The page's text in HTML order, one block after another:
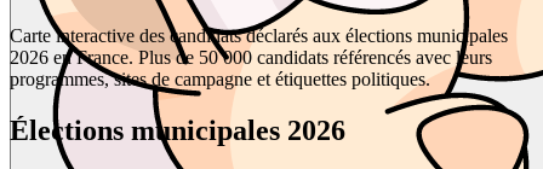
Carte interactive des candidats déclarés aux élections municipales
2026 en France. Plus de 50 000 candidats référencés avec leurs
programmes, sites de campagne et étiquettes politiques.
Élections municipales 2026